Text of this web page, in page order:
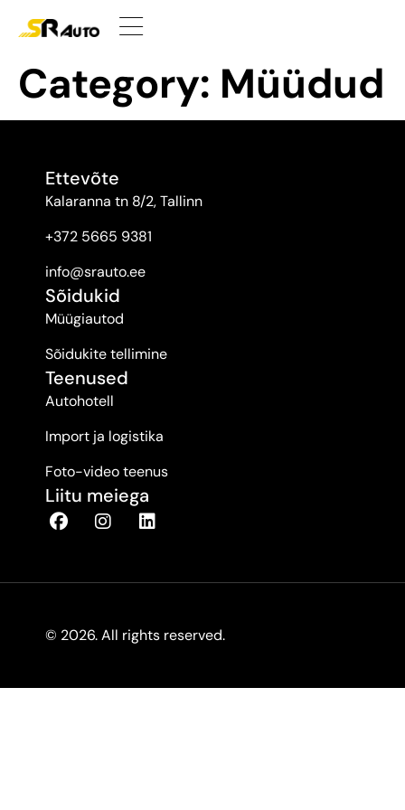
Category: Müüdud
Ettevõte
Kalaranna tn 8/2, Tallinn
+372 5665 9381
info@srauto.ee
Sõidukid
Müügiautod
Sõidukite tellimine
Teenused
Autohotell
Import ja logistika
Foto-video teenus
Liitu meiega
© 2026. All rights reserved.